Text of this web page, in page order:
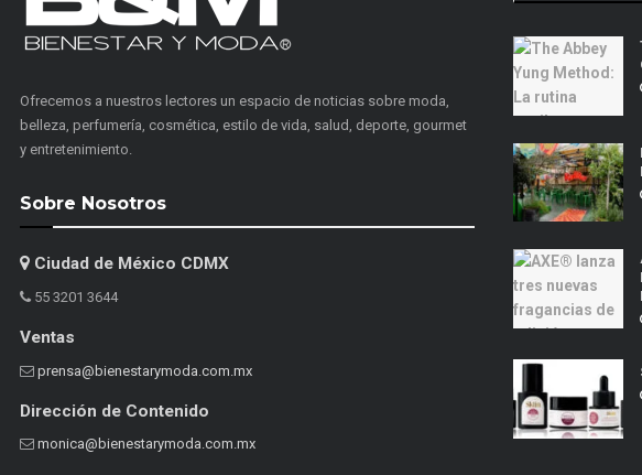
Ofrecemos a nuestros lectores un espacio de noticias sobre moda,
belleza, perfumería, cosmética, estilo de vida, salud, deporte, gourmet
y entretenimiento.
Sobre Nosotros
Ciudad de México CDMX
55 3201 3644
Ventas
prensa@bienestarymoda.com.mx
Dirección de Contenido
monica@bienestarymoda.com.mx